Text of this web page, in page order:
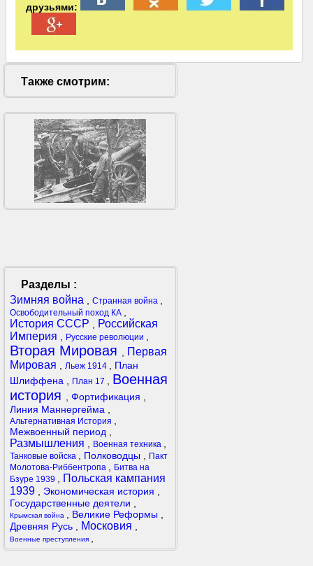
друзьями:
Также смотрим:
Разделы :
Зимняя война
Странная война
Освободительный поход КА
История СССР
Российская
Империя
Русские революции
Вторая Мировая
Первая
Мировая
Льеж 1914
План
Шлиффена
План 17
Военная
история
Фортификация
Линия Маннергейма
Альтернативная История
Межвоенный период
Размышления Военная техника
Танковые войска Полководцы
Пакт
Молотова-Риббентропа
Битва на
Бзуре 1939
Польская кампания
1939
Экономическая история
Государственные деятели
Крымская война Великие Реформы
Древняя Русь
Московия
Военные преступления